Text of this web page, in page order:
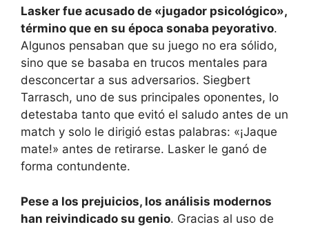
Lasker fue acusado de «jugador psicológico»,
término que en su época sonaba peyorativo.
Algunos pensaban que su juego no era sólido,
sino que se basaba en trucos mentales para
desconcertar a sus adversarios. Siegbert
Tarrasch, uno de sus principales oponentes, lo
detestaba tanto que evitó el saludo antes de un
match y solo le dirigió estas palabras: «¡Jaque
mate!» antes de retirarse. Lasker le ganó de
forma contundente.
Pese a los prejuicios, los análisis modernos
han reivindicado su genio. Gracias al uso de